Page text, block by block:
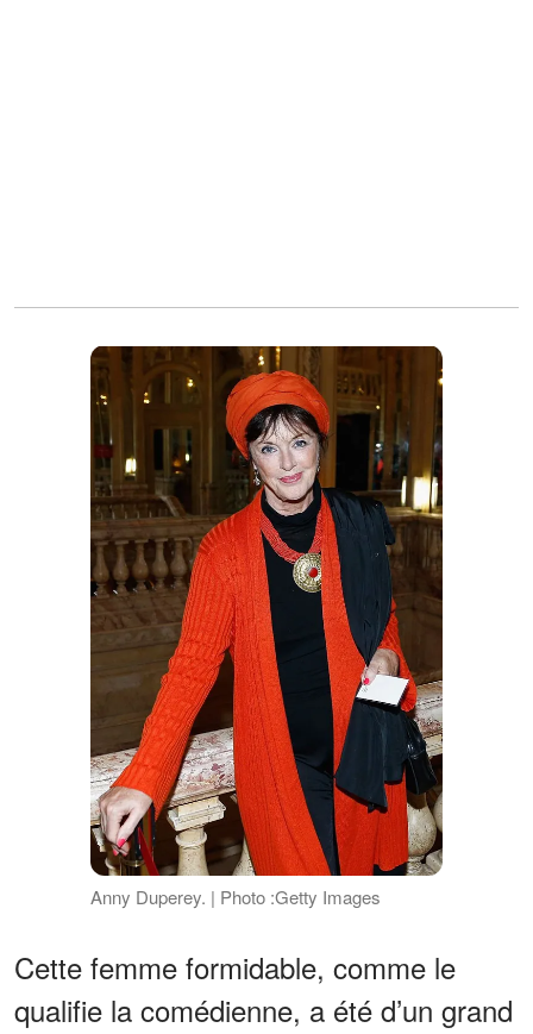
Anny Duperey. | Photo :Getty Images
Cette femme formidable, comme le
qualifie la comédienne, a été d’un grand